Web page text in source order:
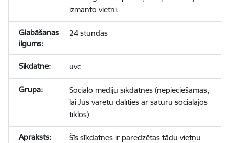
izmanto vietni.
24 stundas
uvc
Sociālo mediju sīkdatnes (nepieciešamas,
lai Jūs varētu dalīties ar saturu sociālajos
tīklos)
Šīs sīkdatnes ir paredzētas tādu vietņu